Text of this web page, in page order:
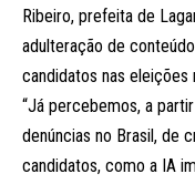
Ribeiro, prefeita de
adulteração de
candidatos nas eleições
“Já percebemos, a
denúncias no Brasil, de
candidatos, como a IA